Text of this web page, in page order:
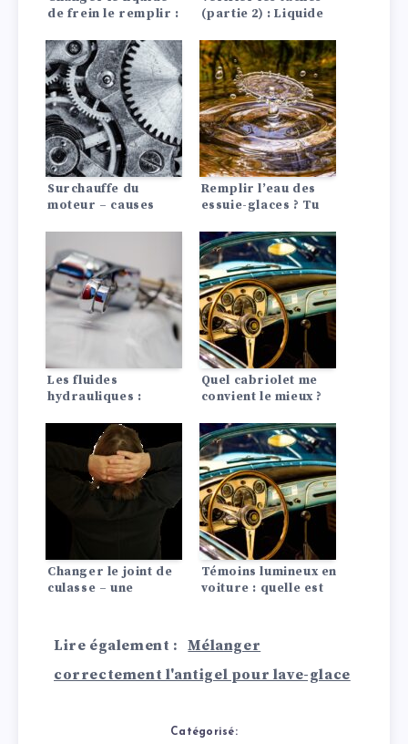
de frein le remplir :
les professionnels
(partie 2) : Liquide
lave-glace et eau de
condensation
Surchauffe du
moteur – causes
adéquat
Remplir l’eau des
essuie-glaces ? Tu
problème !
Les fluides
hydrauliques :
propriétés
Quel cabriolet me
convient le mieux ?
Changer le joint de
culasse – une
Témoins lumineux en
voiture : quelle est
Lire également :
Mélanger
correctement l'antigel pour lave-glace
Catégorisé: